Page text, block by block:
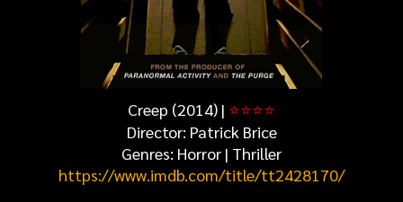
Creep (2014) | ⭐⭐⭐⭐
Director: Patrick Brice
Genres: Horror | Thriller
https://www.imdb.com/title/tt2428170/